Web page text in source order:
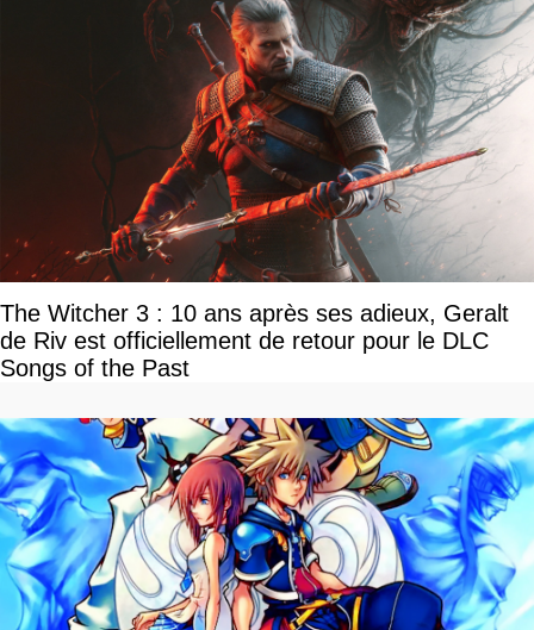
The Witcher 3 : 10 ans après ses adieux, Geralt
de Riv est officiellement de retour pour le DLC
Songs of the Past